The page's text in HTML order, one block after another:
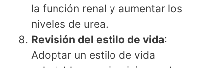
la función renal y aumentar los
niveles de urea.
Revisión del estilo de vida:
Adoptar un estilo de vida